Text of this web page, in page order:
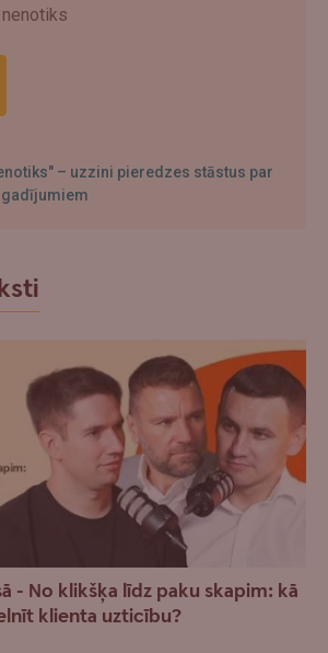
nenotiks
– uzzini pieredzes stāstus par
- No klikšķa līdz paku skapim: kā
klienta uzticību?